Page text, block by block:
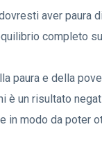
aver paura
completo
paura e della
è un risultato
in modo da poter